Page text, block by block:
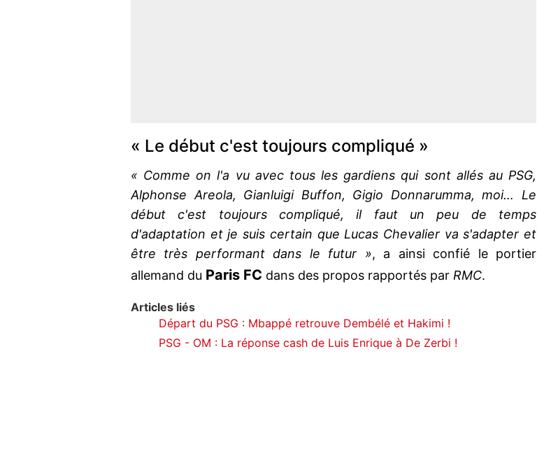
« Le début c'est toujours compliqué »
« Comme on l'a vu avec tous les gardiens qui sont allés au PSG,
Alphonse Areola, Gianluigi Buffon, Gigio Donnarumma, moi… Le
début c'est toujours compliqué, il faut un peu de temps
d'adaptation et je suis certain que Lucas Chevalier va s'adapter et
être très performant dans le futur », a ainsi confié le portier
allemand du Paris FC dans des propos rapportés par RMC.
Articles liés
Départ du PSG : Mbappé retrouve Dembélé et Hakimi !
PSG - OM : La réponse cash de Luis Enrique à De Zerbi !